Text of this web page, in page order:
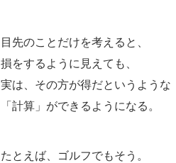
目先のことだけを考えると、
損をするように見えても、
実は、その方が得だというような
「計算」ができるようになる。
たとえば、ゴルフでもそう。